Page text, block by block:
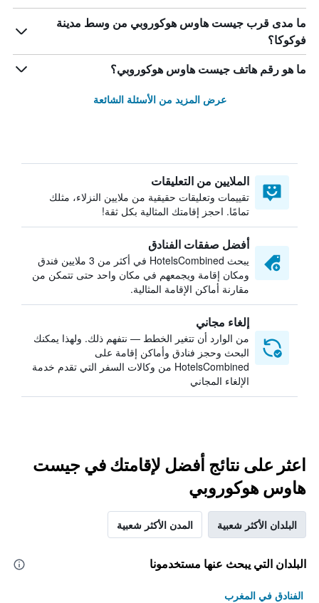
ما مدى قرب جيست هاوس هوكوروبي من وسط مدينة
فوكوكا؟
ما هو رقم هاتف جيست هاوس هوكوروبي؟
عرض المزيد من الأسئلة الشائعة
الملايين من التعليقات
تقييمات وتعليقات حقيقية من ملايين النزلاء، مثلك
تمامًا. احجز إقامتك المثالية بكل ثقة!
أفضل صفقات الفنادق
يبحث HotelsCombined في أكثر من 3 ملايين فندق
ومكان إقامة ويجمعهم في مكان واحد حتى تتمكن من
مقارنة أماكن الإقامة المثالية.
إلغاء مجاني
من الوارد أن تتغير الخطط — نتفهم ذلك. ولهذا يمكنك
البحث وحجز فنادق وأماكن إقامة على
HotelsCombined من وكالات السفر التي تقدم خدمة
الإلغاء المجاني
اعثر على نتائج أفضل لإقامتك في جيست
هاوس هوكوروبي
البلدان الأكثر شعبية المدن الأكثر شعبية
البلدان التي يبحث عنها مستخدمونا
الفنادق في المغرب